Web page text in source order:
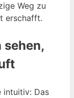
Weg zu
erschafft.
sehen,
intuitiv: Das